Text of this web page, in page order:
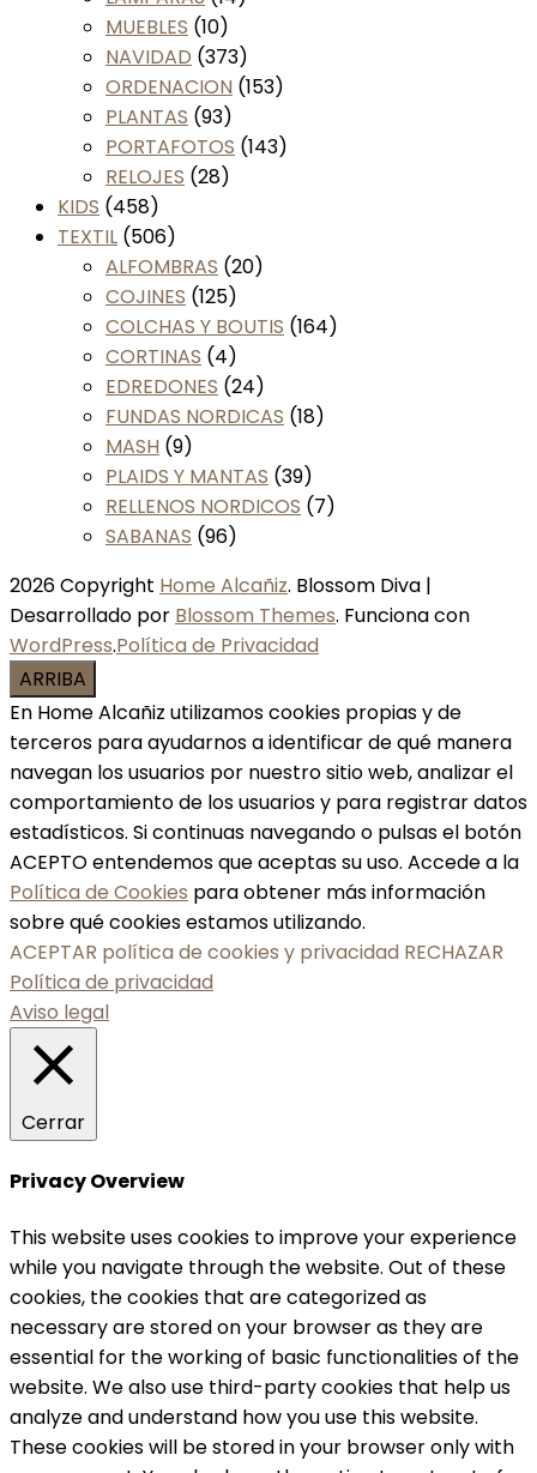
MUEBLES (10)
NAVIDAD (373)
ORDENACION (153)
PLANTAS (93)
PORTAFOTOS (143)
RELOJES (28)
KIDS (458)
TEXTIL (506)
ALFOMBRAS (20)
COJINES (125)
COLCHAS Y BOUTIS (164)
CORTINAS (4)
EDREDONES (24)
FUNDAS NORDICAS (18)
MASH (9)
PLAIDS Y MANTAS (39)
RELLENOS NORDICOS (7)
SABANAS (96)
2026 Copyright Home Alcañiz. Blossom Diva |
Desarrollado por Blossom Themes. Funciona con
WordPress.Política de Privacidad
ARRIBA
En Home Alcañiz utilizamos cookies propias y de
terceros para ayudarnos a identificar de qué manera
navegan los usuarios por nuestro sitio web, analizar el
comportamiento de los usuarios y para registrar datos
estadísticos. Si continuas navegando o pulsas el botón
ACEPTO entendemos que aceptas su uso. Accede a la
Política de Cookies para obtener más información
sobre qué cookies estamos utilizando.
ACEPTAR política de cookies y privacidad RECHAZAR
Política de privacidad
Aviso legal
Cerrar
Privacy Overview
This website uses cookies to improve your experience
while you navigate through the website. Out of these
cookies, the cookies that are categorized as
necessary are stored on your browser as they are
essential for the working of basic functionalities of the
website. We also use third-party cookies that help us
analyze and understand how you use this website.
These cookies will be stored in your browser only with